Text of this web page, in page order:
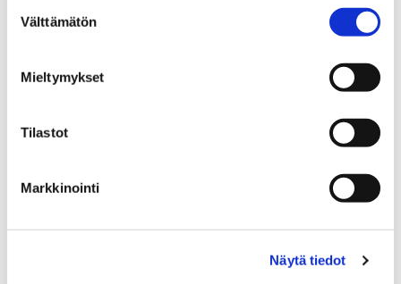
valinta
Välttämätön
Mieltymykset
Tilastot
Markkinointi
Näytä tiedot
Etusivu
Metallimuusikon tie fantasiakirjailijaksi – Porin
Metallimuusikon tie
fantasiakirjailijaksi - Porin